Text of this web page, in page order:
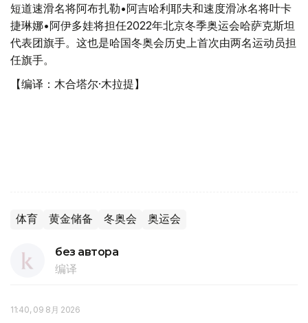
短道速滑名将阿布扎勒•阿吉哈利耶夫和速度滑冰名将叶卡
捷琳娜•阿伊多娃将担任2022年北京冬季奥运会哈萨克斯坦
代表团旗手。这也是哈国冬奥会历史上首次由两名运动员担
任旗手。
【编译：木合塔尔·木拉提】
体育 黄金储备 冬奥会 奥运会
без автора
编译
11:40, 09 8月 2026